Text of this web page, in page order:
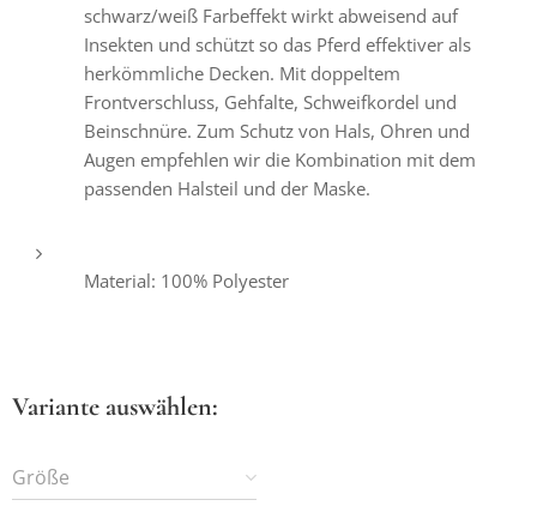
schwarz/weiß Farbeffekt wirkt abweisend auf
Insekten und schützt so das Pferd effektiver als
herkömmliche Decken. Mit doppeltem
Frontverschluss, Gehfalte, Schweifkordel und
Beinschnüre. Zum Schutz von Hals, Ohren und
Augen empfehlen wir die Kombination mit dem
passenden Halsteil und der Maske.
Material: 100% Polyester
Variante auswählen:
Größe